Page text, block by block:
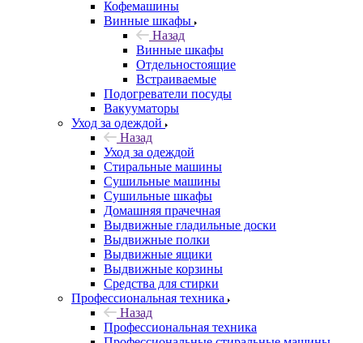
Кофемашины
Винные шкафы
Назад
Винные шкафы
Отдельностоящие
Встраиваемые
Подогреватели посуды
Вакууматоры
Уход за одеждой
Назад
Уход за одеждой
Стиральные машины
Сушильные машины
Сушильные шкафы
Домашняя прачечная
Выдвижные гладильные доски
Выдвижные полки
Выдвижные ящики
Выдвижные корзины
Средства для стирки
Профессиональная техника
Назад
Профессиональная техника